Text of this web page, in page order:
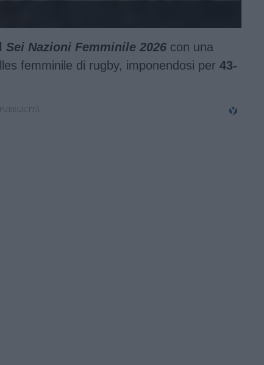
Sei Nazioni Femminile 2026 con una
femminile di rugby, imponendosi per 43-